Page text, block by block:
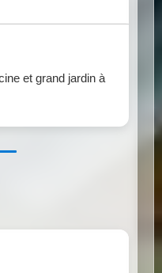
et grand jardin à